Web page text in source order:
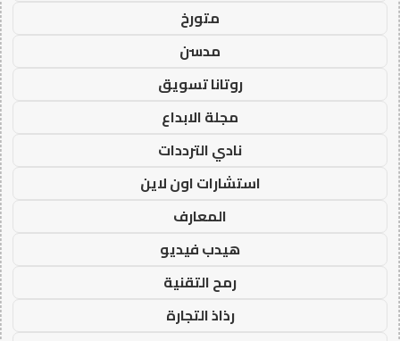
متورخ
مدسن
روتانا تسويق
مجلة الابداع
نادي الترددات
استشارات اون لاين
المعارف
هيدب فيديو
رمح التقنية
رذاذ التجارة